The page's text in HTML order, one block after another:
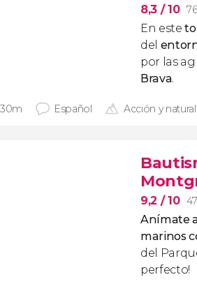
8,3 / 10
En este
del
por las
Brava.
Español Acción y
9,2 / 10
Anímate
marinos
del
perfecto!